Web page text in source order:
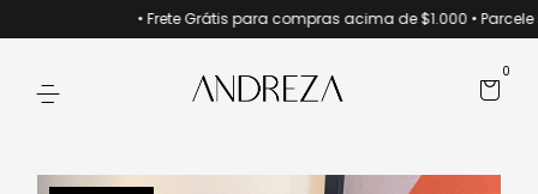
• Frete Grátis para compras acima de $1.000 • Parcele
0